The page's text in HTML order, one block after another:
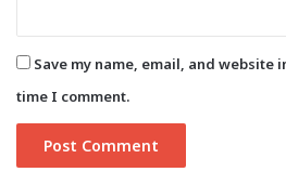
Save my name, email, and website
time I comment.